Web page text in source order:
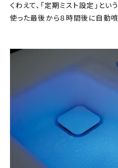
くわえて、「定期ミスト設定」と
使った最後から８時間後に自動